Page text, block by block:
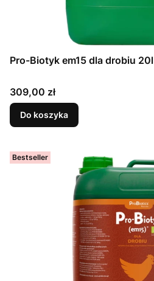
Pro-Biotyk em15 dla drobiu 20l
Cena
309,00 zł
Do koszyka
Bestseller